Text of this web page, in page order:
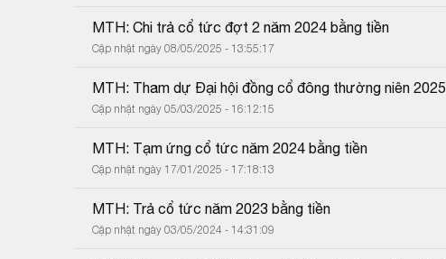
MTH: Chi trả cổ tức đợt 2 năm 2024 bằng tiền
Cập nhật ngày 08/05/2025 - 13:55:17
MTH: Tham dự Đại hội đồng cổ đông thường niên 2025
Cập nhật ngày 05/03/2025 - 16:12:15
MTH: Tạm ứng cổ tức năm 2024 bằng tiền
Cập nhật ngày 17/01/2025 - 17:18:13
MTH: Trả cổ tức năm 2023 bằng tiền
Cập nhật ngày 03/05/2024 - 14:31:09